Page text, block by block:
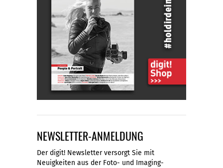
NEWSLETTER-ANMELDUNG
Der digit! Newsletter versorgt Sie mit
Neuigkeiten aus der Foto- und Imaging-